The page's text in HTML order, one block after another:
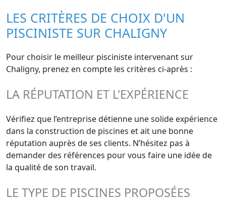
LES CRITÈRES DE CHOIX D'UN
PISCINISTE SUR CHALIGNY
Pour choisir le meilleur pisciniste intervenant sur
Chaligny, prenez en compte les critères ci-après :
LA RÉPUTATION ET L'EXPÉRIENCE
Vérifiez que l’entreprise détienne une solide expérience
dans la construction de piscines et ait une bonne
réputation auprès de ses clients. N’hésitez pas à
demander des références pour vous faire une idée de
la qualité de son travail.
LE TYPE DE PISCINES PROPOSÉES